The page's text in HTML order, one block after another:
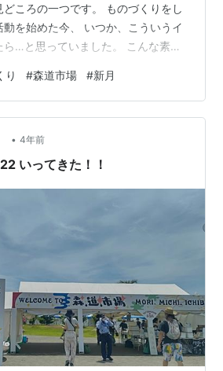
どころの一つです。 ものづくりをし
を始めた今、 いつか、こういうイ
…と思っていました。 こんな素敵
自分に問うていました。 私はどんな
でもらいたいんだろうって。 大切
てること、焦っていることに気づ
い出しました。 今まで出店してお会
ださった方、 出店させていただ
り #森道市場 #新月
• 4年前
森、道、市場 2022 いってきた！！